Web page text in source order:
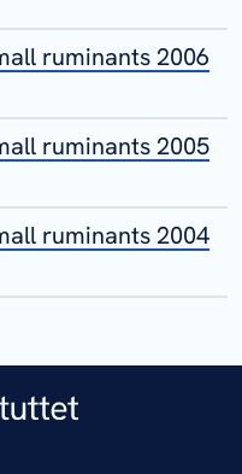
ruminants 2006
ruminants 2005
ruminants 2004